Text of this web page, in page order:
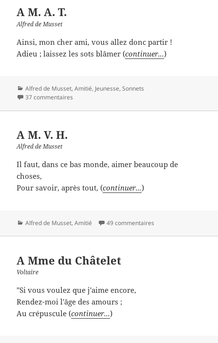
A M. A. T.
Alfred de Musset
Ainsi, mon cher ami, vous allez donc partir !
Adieu ; laissez les sots blâmer (continuer...)
Catégories
Alfred de Musset,Amitié, Jeunesse,Sonnets
37 commentaires
A M. V. H.
Alfred de Musset
Il faut, dans ce bas monde, aimer beaucoup de
choses,
Pour savoir, après tout, (continuer...)
Catégories
Alfred de Musset,Amitié 49 commentaires
A Mme du Châtelet
Voltaire
"Si vous voulez que j'aime encore,
Rendez-moi l'âge des amours ;
Au crépuscule (continuer...)